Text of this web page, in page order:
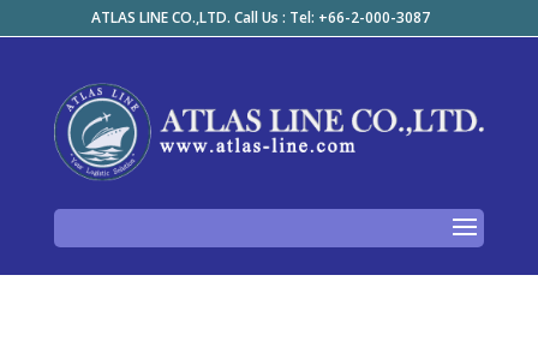
ATLAS LINE CO.,LTD. Call Us : Tel: +66-2-000-3087